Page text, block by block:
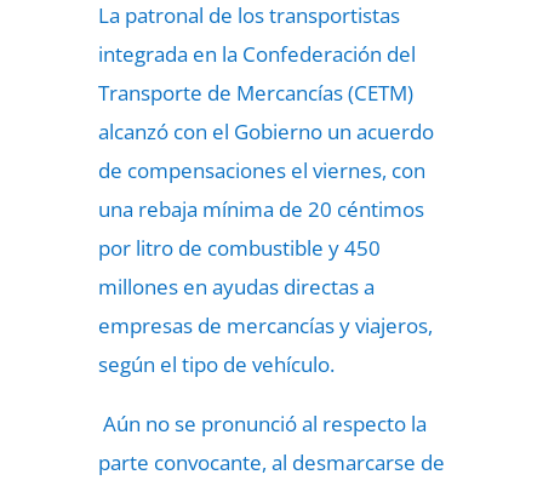
La patronal de los transportistas
integrada en la Confederación del
Transporte de Mercancías (CETM)
alcanzó con el Gobierno un acuerdo
de compensaciones el viernes, con
una rebaja mínima de 20 céntimos
por litro de combustible y 450
millones en ayudas directas a
empresas de mercancías y viajeros,
según el tipo de vehículo.
Aún no se pronunció al respecto la
parte convocante, al desmarcarse de